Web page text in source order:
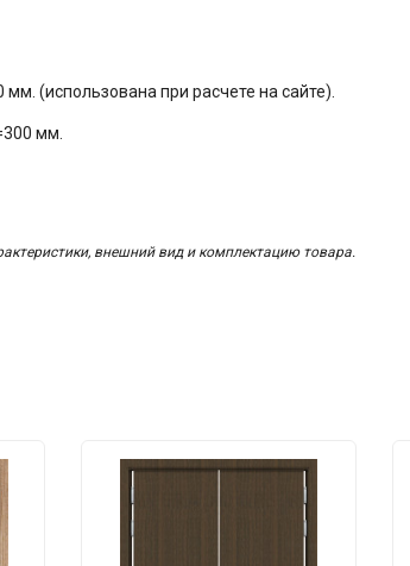
(использована при расчете на сайте).
мм.
внешний вид и комплектацию товара.